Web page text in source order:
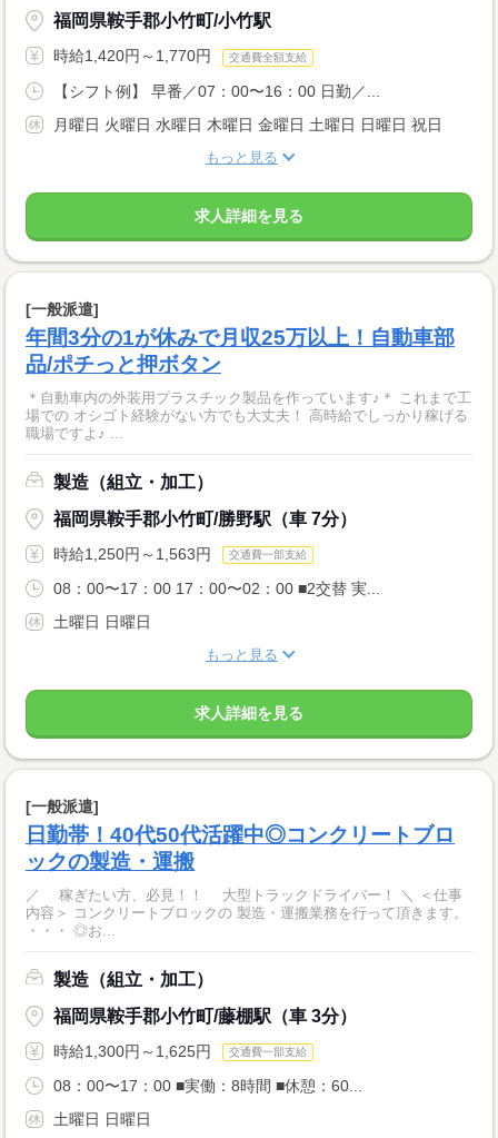
福岡県鞍手郡小竹町/小竹駅
時給1,420円～1,770円 交通費全額支給
【シフト例】 早番／07：00〜16：00 日勤／...
月曜日 火曜日 水曜日 木曜日 金曜日 土曜日 日曜日 祝日
もっと見る
求人詳細を見る
[一般派遣]
年間3分の1が休みで月収25万以上！自動車部
品/ポチっと押ボタン
＊自動車内の外装用プラスチック製品を作っています♪＊ これまで工
場での オシゴト経験がない方でも大丈夫！ 高時給でしっかり稼げる
製造（組立・加工）
福岡県鞍手郡小竹町/勝野駅（車 7分）
時給1,250円～1,563円 交通費一部支給
08：00〜17：00 17：00〜02：00 ■2交替 実...
土曜日 日曜日
もっと見る
求人詳細を見る
[一般派遣]
日勤帯！40代50代活躍中◎コンクリートブロ
ックの製造・運搬
／ 稼ぎたい方、必見！！ 大型トラックドライバー！ ＼ ＜仕事
内容＞ コンクリートブロックの 製造・運搬業務を行って頂きます。
・・・ ◎お...
製造（組立・加工）
福岡県鞍手郡小竹町/藤棚駅（車 3分）
時給1,300円～1,625円 交通費一部支給
08：00〜17：00 ■実働：8時間 ■休憩：60...
土曜日 日曜日